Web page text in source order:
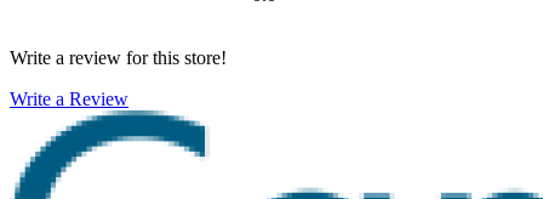
Write a review for this store!
Write a Review